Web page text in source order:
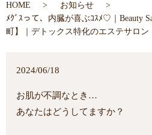
HOME
お知らせ
ﾒｸﾞｽって、内臓が喜ぶｺｽﾒ♡｜Beauty
町】｜デトックス特化のエステサロン
2024/06/18
お肌が不調なとき…
あなたはどうしてますか？